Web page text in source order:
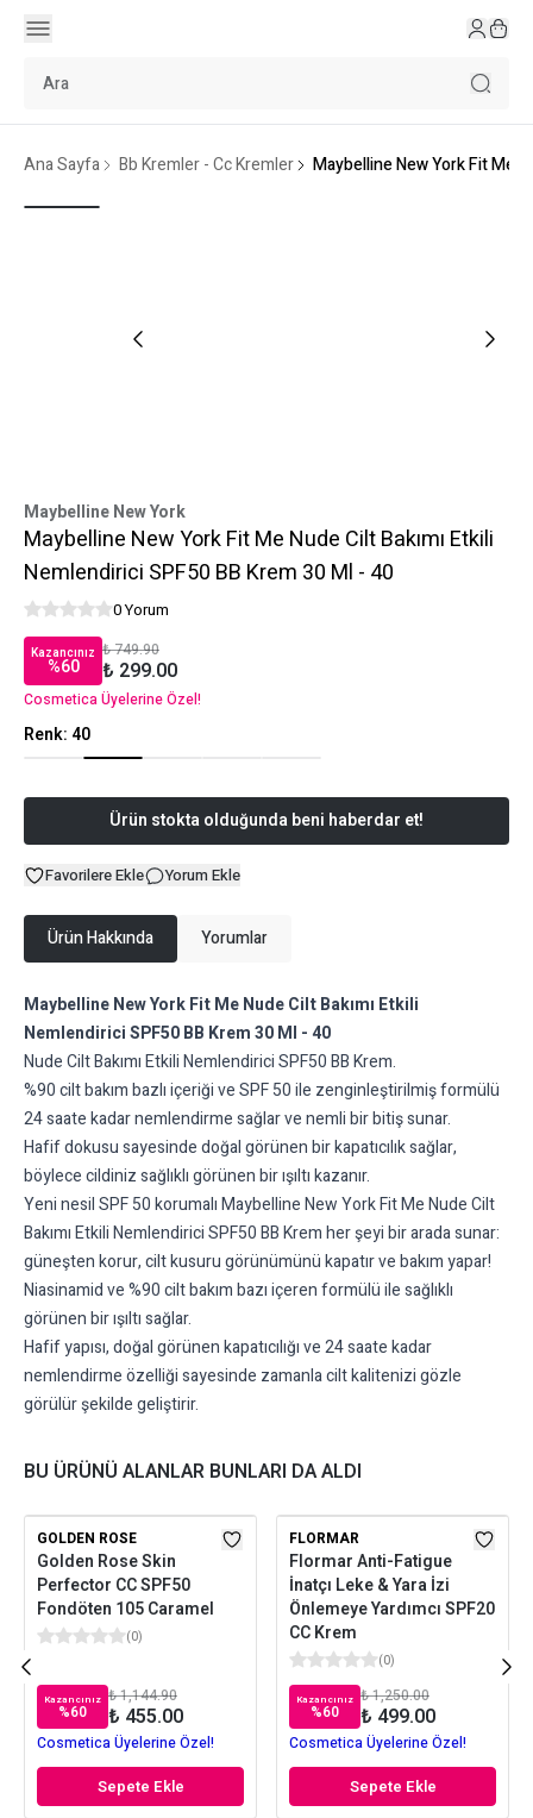
Ana Sayfa Bb Kremler - Cc Kremler Maybelline New York Fit Me
Maybelline New York
Maybelline New York Fit Me Nude Cilt Bakımı Etkili
Nemlendirici SPF50 BB Krem 30 Ml - 40
0 Yorum
Kazancınız
%60
₺ 749.90
₺ 299.00
Cosmetica Üyelerine Özel!
Renk: 40
Ürün stokta olduğunda beni haberdar et!
Favorilere Ekle Yorum Ekle
Ürün Hakkında Yorumlar
Maybelline New York Fit Me Nude Cilt Bakımı Etkili
Nemlendirici SPF50 BB Krem 30 Ml - 40
Nude Cilt Bakımı Etkili Nemlendirici SPF50 BB Krem.
%90 cilt bakım bazlı içeriği ve SPF 50 ile zenginleştirilmiş formülü
24 saate kadar nemlendirme sağlar ve nemli bir bitiş sunar.
Hafif dokusu sayesinde doğal görünen bir kapatıcılık sağlar,
böylece cildiniz sağlıklı görünen bir ışıltı kazanır.
Yeni nesil SPF 50 korumalı Maybelline New York Fit Me Nude Cilt
Bakımı Etkili Nemlendirici SPF50 BB Krem her şeyi bir arada sunar:
güneşten korur, cilt kusuru görünümünü kapatır ve bakım yapar!
Niasinamid ve %90 cilt bakım bazı içeren formülü ile sağlıklı
görünen bir ışıltı sağlar.
Hafif yapısı, doğal görünen kapatıcılığı ve 24 saate kadar
nemlendirme özelliği sayesinde zamanla cilt kalitenizi gözle
görülür şekilde geliştirir.
BU ÜRÜNÜ ALANLAR BUNLARI DA ALDI
GOLDEN ROSE
Golden Rose Skin
Perfector CC SPF50
Fondöten 105 Caramel
(0)
Kazancınız
%60
₺ 1,144.90
₺ 455.00
Cosmetica Üyelerine Özel!
Sepete Ekle
FLORMAR
Flormar Anti-Fatigue
İnatçı Leke & Yara İzi
Önlemeye Yardımcı SPF20
CC Krem
(0)
Kazancınız
%60
₺ 1,250.00
₺ 499.00
Cosmetica Üyelerine Özel!
Sepete Ekle